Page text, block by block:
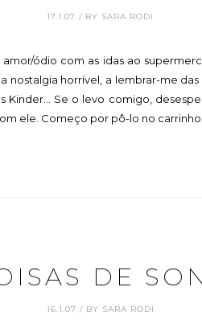
17.1.07 / BY SARA RODI
amor/ódio com as idas ao
nostalgia horrível, a lembrar-me
Kinder... Se o levo comigo,
ele. Começo por pô-lo no carrinho,
DE
16.1.07 / BY SARA RODI